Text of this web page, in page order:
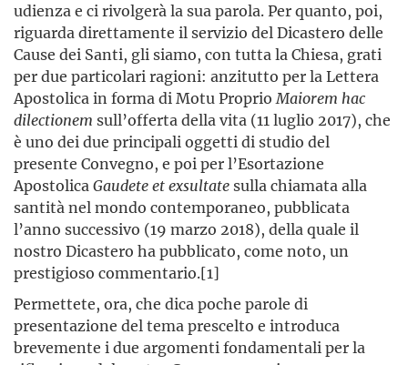
udienza e ci rivolgerà la sua parola. Per quanto, poi,
riguarda direttamente il servizio del Dicastero delle
Cause dei Santi, gli siamo, con tutta la Chiesa, grati
per due particolari ragioni: anzitutto per la Lettera
Apostolica in forma di Motu Proprio Maiorem hac
dilectionem sull’offerta della vita (11 luglio 2017), che
è uno dei due principali oggetti di studio del
presente Convegno, e poi per l’Esortazione
Apostolica Gaudete et exsultatesulla chiamata alla
santità nel mondo contemporaneo, pubblicata
l’anno successivo (19 marzo 2018), della quale il
nostro Dicastero ha pubblicato, come noto, un
prestigioso commentario.[1]
Permettete, ora, che dica poche parole di
presentazione del tema prescelto e introduca
brevemente i due argomenti fondamentali per la